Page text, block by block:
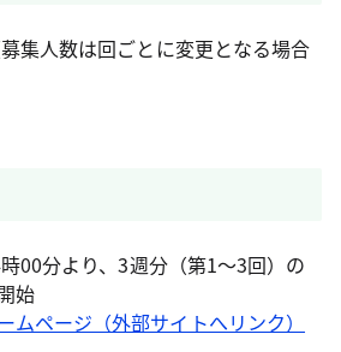
集人数は回ごとに変更となる場合
00分より、3週分（第1～3回）の
始
ムページ（外部サイトへリンク）